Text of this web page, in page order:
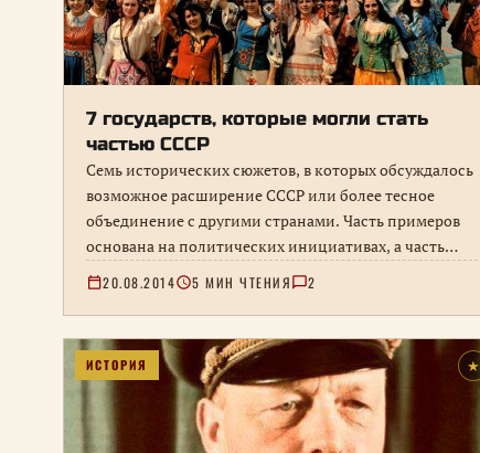
7 государств, которые могли стать
частью СССР
Семь исторических сюжетов, в которых обсуждалось
возможное расширение СССР или более тесное
объединение с другими странами. Часть примеров
основана на политических инициативах, а часть
носит спорный или предположительный характер.
20.08.2014 5 МИН ЧТЕНИЯ 2
ИСТОРИЯ ★